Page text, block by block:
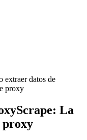
extraer datos de
proxy
La
proxy